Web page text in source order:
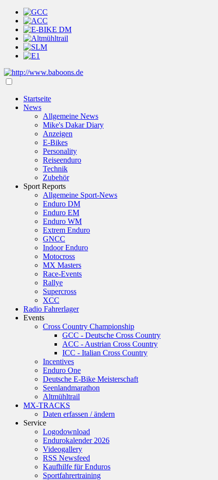
Startseite
News
Allgemeine News
Mike's Dakar Diary
Anzeigen
E-Bikes
Personality
Reiseenduro
Technik
Zubehör
Sport Reports
Allgemeine Sport-News
Enduro DM
Enduro EM
Enduro WM
Extrem Enduro
GNCC
Indoor Enduro
Motocross
MX Masters
Race-Events
Rallye
Supercross
XCC
Radio Fahrerlager
Events
Cross Country Championship
GCC - Deutsche Cross Country
ACC - Austrian Cross Country
ICC - Italian Cross Country
Incentives
Enduro One
Deutsche E-Bike Meisterschaft
Seenlandmarathon
Altmühltrail
MX-TRACKS
Daten erfassen / ändern
Service
Logodownload
Endurokalender 2026
Videogallery
RSS Newsfeed
Kaufhilfe für Enduros
Sportfahrertraining